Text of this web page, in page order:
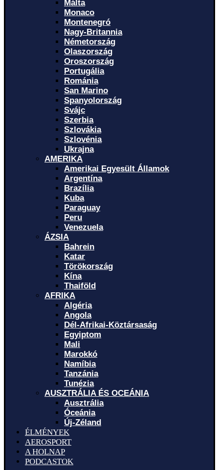
Málta
Monaco
Montenegró
Nagy-Britannia
Németország
Olaszország
Oroszország
Portugália
Románia
San Marino
Spanyolország
Svájc
Szerbia
Szlovákia
Szlovénia
Ukrajna
AMERIKA
Amerikai Egyesült Államok
Argentína
Brazília
Kuba
Paraguay
Peru
Venezuela
ÁZSIA
Bahrein
Katar
Törökország
Kína
Thaiföld
AFRIKA
Algéria
Angola
Dél-Afrikai-Köztársaság
Egyiptom
Mali
Marokkó
Namíbia
Tanzánia
Tunézia
AUSZTRÁLIA ÉS OCEÁNIA
Ausztrália
Óceánia
Új-Zéland
ÉLMÉNYEK
AEROSPORT
A HOLNAP
PODCASTOK